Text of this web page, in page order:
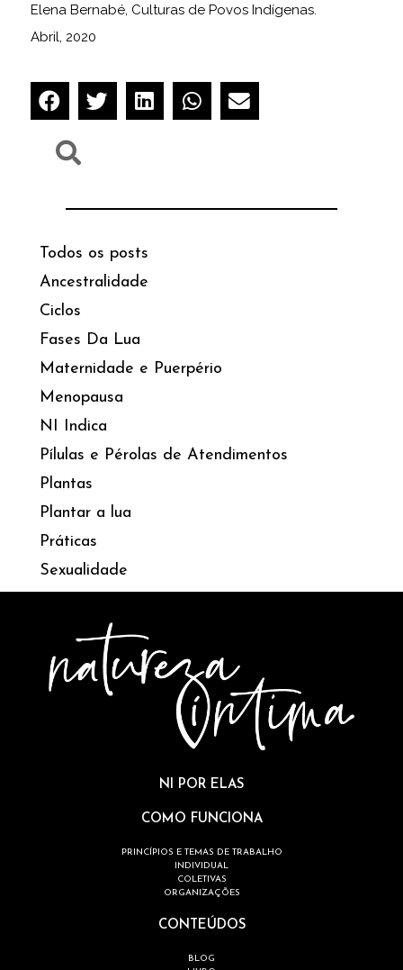
Elena Bernabé, Culturas de Povos Indígenas.
Abril, 2020
Todos os posts
Ancestralidade
Ciclos
Fases Da Lua
Maternidade e Puerpério
Menopausa
NI Indica
Pílulas e Pérolas de Atendimentos
Plantas
Plantar a lua
Práticas
Sexualidade
NI POR ELAS
COMO FUNCIONA
PRINCÍPIOS E TEMAS DE TRABALHO
INDIVIDUAL
COLETIVAS
ORGANIZAÇÕES
CONTEÚDOS
BLOG